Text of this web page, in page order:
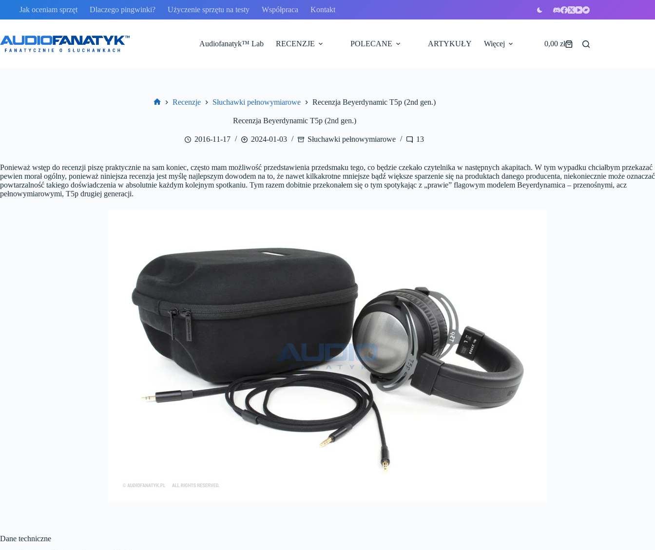
treści
Jak oceniam sprzęt Dlaczego pingwinki? Użyczenie sprzętu na testy Współpraca Kontakt
Audiofanatyk™ Lab RECENZJE POLECANE ARTYKUŁY Więcej Koszyk
0,00 zł
Recenzje Słuchawki pełnowymiarowe Recenzja Beyerdynamic T5p (2nd gen.)
Recenzja Beyerdynamic T5p (2nd gen.)
2016-11-17 2024-01-03 Słuchawki pełnowymiarowe 13
Ponieważ wstęp do recenzji piszę praktycznie na sam koniec, często mam możliwość przedstawienia przedsmaku tego, co będzie czekało czytelnika w następnych akapitach. W tym wypadku chciałbym przekazać
pewien morał ogólny, ponieważ niniejsza recenzja jest myślę najlepszym dowodem na to, że nawet kilkakrotne mniejsze bądź większe sparzenie się na produktach danego producenta, niekoniecznie może oznaczać
powtarzalność takiego doświadczenia w absolutnie każdym kolejnym spotkaniu. Tym razem dobitnie przekonałem się o tym spotykając z „prawie” flagowym modelem Beyerdynamica – przenośnymi, acz
pełnowymiarowymi, T5p drugiej generacji.
Dane techniczne